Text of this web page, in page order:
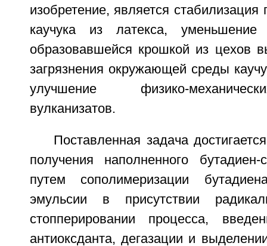
изобретение, является
каучука из латекса,
образовавшейся крошкой из цехов
загрязнения окружающей среды
улучшение физико-
вулканизатов.
Поставленная задача
получения наполненного бутадиен-
путем сополимеризации
эмульсии в присутствии
стопперировании процесса,
антиоксданта, дегазации и